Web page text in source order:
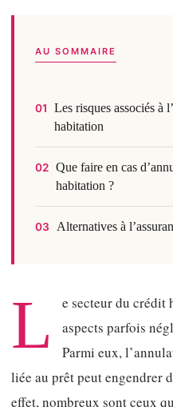
AU SOMMAIRE
01
Les risques associés à
habitation
02 Que faire en cas
habitation ?
03 Alternatives à
L
e secteur du crédit
aspects parfois
Parmi eux,
liée au prêt peut engendrer
effet, nombreux sont ceux